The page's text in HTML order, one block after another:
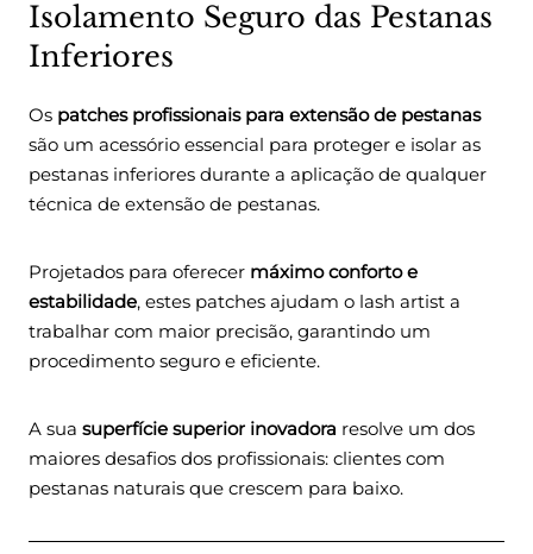
Isolamento Seguro das Pestanas
Inferiores
Os patches profissionais para extensão de pestanas
são um acessório essencial para proteger e isolar as
pestanas inferiores durante a aplicação de qualquer
técnica de extensão de pestanas.
Projetados para oferecer máximo conforto e
estabilidade, estes patches ajudam o lash artist a
trabalhar com maior precisão, garantindo um
procedimento seguro e eficiente.
A sua superfície superior inovadora resolve um dos
maiores desafios dos profissionais: clientes com
pestanas naturais que crescem para baixo.